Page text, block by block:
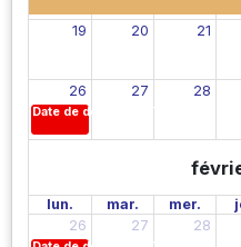
19 20 21
26
Date de début des TP (S2)
27 28
lun. mar. mer.
26
27 28